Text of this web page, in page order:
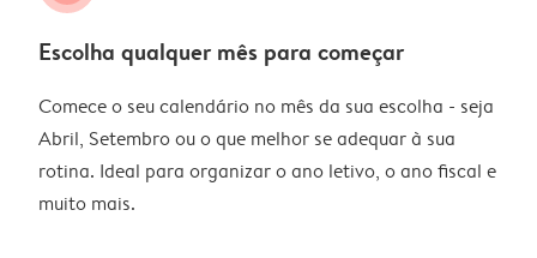
Escolha qualquer mês para começar
Comece o seu calendário no mês da sua escolha - seja
Abril, Setembro ou o que melhor se adequar à sua
rotina. Ideal para organizar o ano letivo, o ano fiscal e
muito mais.